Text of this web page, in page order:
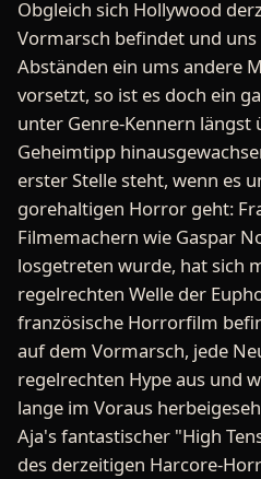
Obgleich sich Hollywood
Vormarsch befindet und
Abständen ein ums andere
vorsetzt, so ist es doch ein
unter Genre-Kennern längst
Geheimtipp
erster Stelle steht, wenn es
gorehaltigen Horror geht:
Filmemachern wie Gaspar
losgetreten wurde, hat sich
regelrechten Welle der
französische Horrorfilm
auf dem Vormarsch, jede
regelrechten Hype aus und
lange im Voraus
Aja's fantastischer "High
des derzeitigen Harcore-